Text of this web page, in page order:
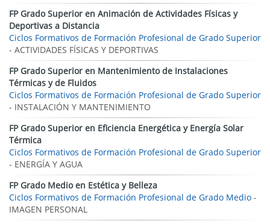
FP Grado Superior en Animación de Actividades Físicas y
Deportivas a Distancia
Ciclos Formativos de Formación Profesional de Grado Superior
- ACTIVIDADES FÍSICAS Y DEPORTIVAS
FP Grado Superior en Mantenimiento de Instalaciones
Térmicas y de Fluidos
Ciclos Formativos de Formación Profesional de Grado Superior
- INSTALACIÓN Y MANTENIMIENTO
FP Grado Superior en Eficiencia Energética y Energía Solar
Térmica
Ciclos Formativos de Formación Profesional de Grado Superior
- ENERGÍA Y AGUA
FP Grado Medio en Estética y Belleza
Ciclos Formativos de Formación Profesional de Grado Medio -
IMAGEN PERSONAL